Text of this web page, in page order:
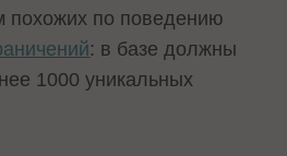
похожих по поведению
: в базе должны
1000 уникальных